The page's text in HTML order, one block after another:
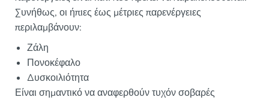
Συνήθως, οι ήπιες έως μέτριες παρενέργειες
περιλαμβάνουν:
Ζάλη
Πονοκέφαλο
Δυσκοιλιότητα
Είναι σημαντικό να αναφερθούν τυχόν σοβαρές